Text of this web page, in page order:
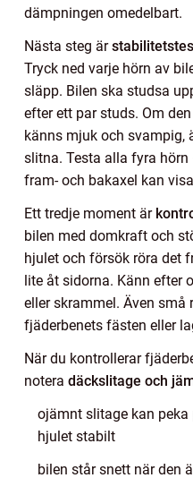
dämpningen omedelbart.
Nästa steg är
Tryck ned varje hörn av
släpp. Bilen ska studsa
efter ett par studs. Om
känns mjuk och svampig,
slitna. Testa alla fyra
fram- och bakaxel kan
Ett tredje moment är
bilen med domkraft och
hjulet och försök röra det
lite åt sidorna. Känn efter
eller skrammel. Även små
fjäderbenets fästen eller
När du kontrollerar
notera däckslitage och
ojämnt slitage kan
hjulet stabilt
bilen står snett när den